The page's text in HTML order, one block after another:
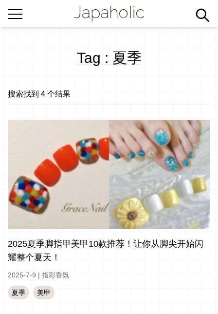
Tag : 夏季
搜索找到 4 个结果
2025夏季脚指甲美甲10款推荐！让你从脚尖开始闪
耀整个夏天！
2025-7-9 | 指彩香氛
夏季 美甲